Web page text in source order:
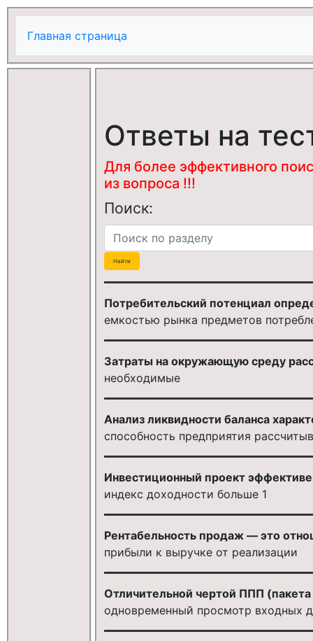
Главная страница
Ответы на
Для более эффективного
из вопроса !!!
Поиск:
Потребительский потенциал
емкостью рынка предметов
Затраты на окружающую среду
необходимые
Анализ ликвидности баланса
способность предприятия
Инвестиционный проект
индекс доходности больше 1
Рентабельность продаж — это
прибыли к выручке от реализации
Отличительной чертой ППП
одновременный просмотр входных